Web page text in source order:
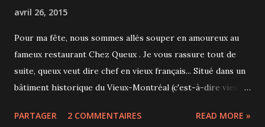
avril 26, 2015
Pour ma fête, nous sommes allés souper en amoureux au
fameux restaurant Chez Queux . Je vous rassure tout de
suite, queux veut dire chef en vieux français... Situé dans un
bâtiment historique du Vieux-Montréal (c'est-à-dire vieux
1972, chose rare car seulement une vingtaine de
PARTAGER 2 COMMENTAIRES READ MORE »